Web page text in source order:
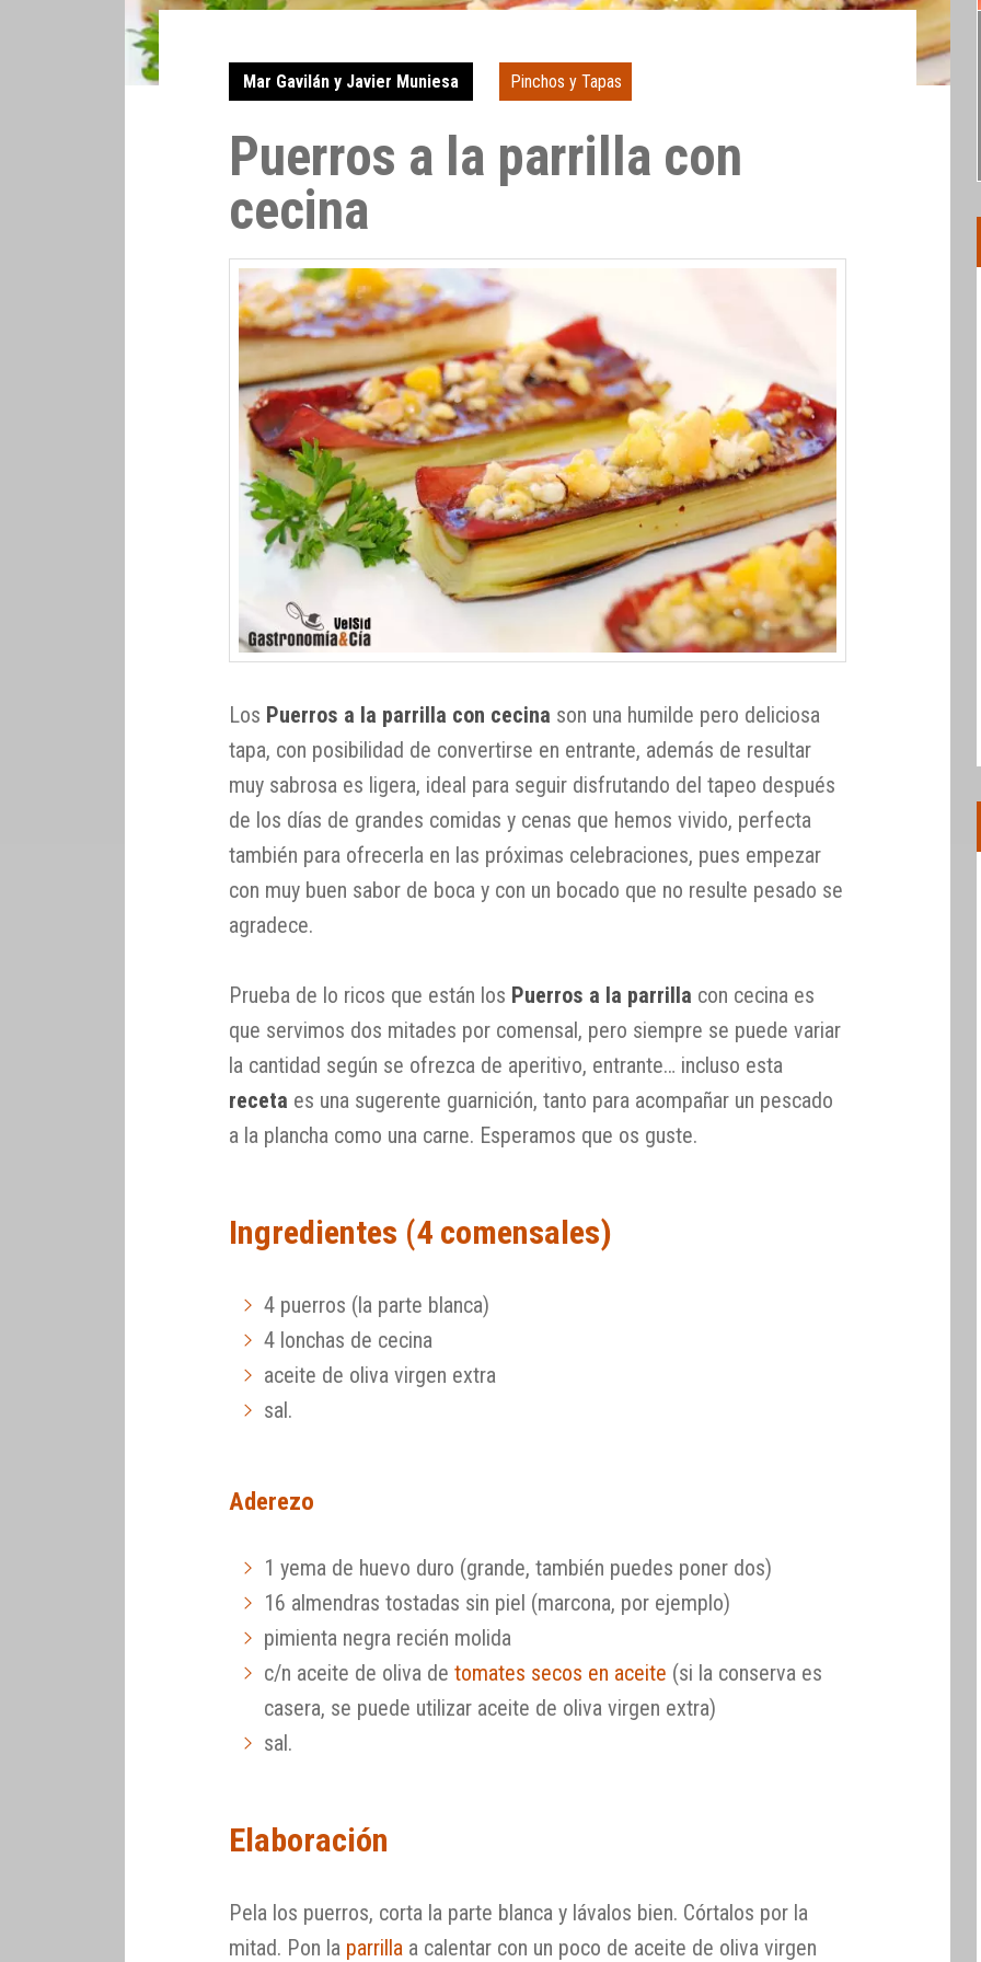
Mar Gavilán y Javier Muniesa Pinchos y Tapas
Puerros a la parrilla con
cecina
Los Puerros a la parrilla con cecina son una humilde pero deliciosa
tapa, con posibilidad de convertirse en entrante, además de resultar
muy sabrosa es ligera, ideal para seguir disfrutando del tapeo después
de los días de grandes comidas y cenas que hemos vivido, perfecta
también para ofrecerla en las próximas celebraciones, pues empezar
con muy buen sabor de boca y con un bocado que no resulte pesado se
agradece.
Prueba de lo ricos que están los Puerros a la parrilla con cecina es
que servimos dos mitades por comensal, pero siempre se puede variar
la cantidad según se ofrezca de aperitivo, entrante… incluso esta
receta es una sugerente guarnición, tanto para acompañar un pescado
a la plancha como una carne. Esperamos que os guste.
Ingredientes (4 comensales)
4 puerros (la parte blanca)
4 lonchas de cecina
aceite de oliva virgen extra
sal.
Aderezo
1 yema de huevo duro (grande, también puedes poner dos)
16 almendras tostadas sin piel (marcona, por ejemplo)
pimienta negra recién molida
c/n aceite de oliva detomates secos en aceite (si la conserva es
casera, se puede utilizar aceite de oliva virgen extra)
sal.
Elaboración
Pela los puerros, corta la parte blanca y lávalos bien. Córtalos por la
mitad. Pon la parrilla a calentar con un poco de aceite de oliva virgen